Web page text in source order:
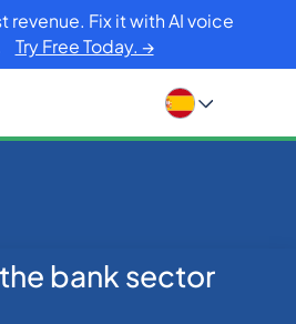
revenue. Fix it with AI voice
Try Free Today. →
Verification
bank sector